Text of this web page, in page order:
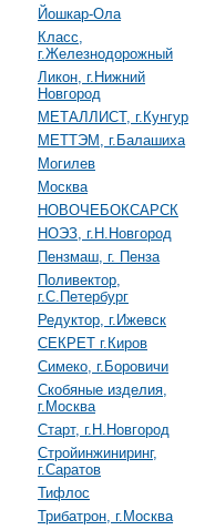
Йошкар-Ола
Класс,
г.Железнодорожный
Ликон, г.Нижний
Новгород
МЕТАЛЛИСТ, г.Кунгур
МЕТТЭМ, г.Балашиха
Могилев
Москва
НОВОЧЕБОКСАРСК
НОЭЗ, г.Н.Новгород
Пензмаш, г. Пенза
Поливектор,
г.С.Петербург
Редуктор, г.Ижевск
СЕКРЕТ г.Киров
Симеко, г.Боровичи
Скобяные изделия,
г.Москва
Старт, г.Н.Новгород
Стройинжиниринг,
г.Саратов
Тифлос
Трибатрон, г.Москва